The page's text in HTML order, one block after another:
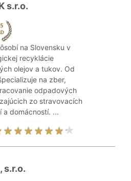
s.r.o.
na Slovensku v
recyklácie
olejov a tukov. Od
na zber,
odpadových
zo stravovacích
a domácností. ...
s.r.o.